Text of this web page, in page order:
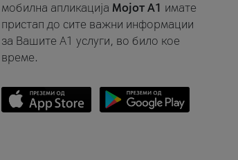
мобилна апликација Мојот A1 имате
пристап до сите важни информации
за Вашите A1 услуги, во било кое
време.